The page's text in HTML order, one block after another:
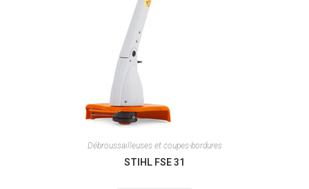
Débroussailleuses et coupes-bordures
STIHL FSE 31